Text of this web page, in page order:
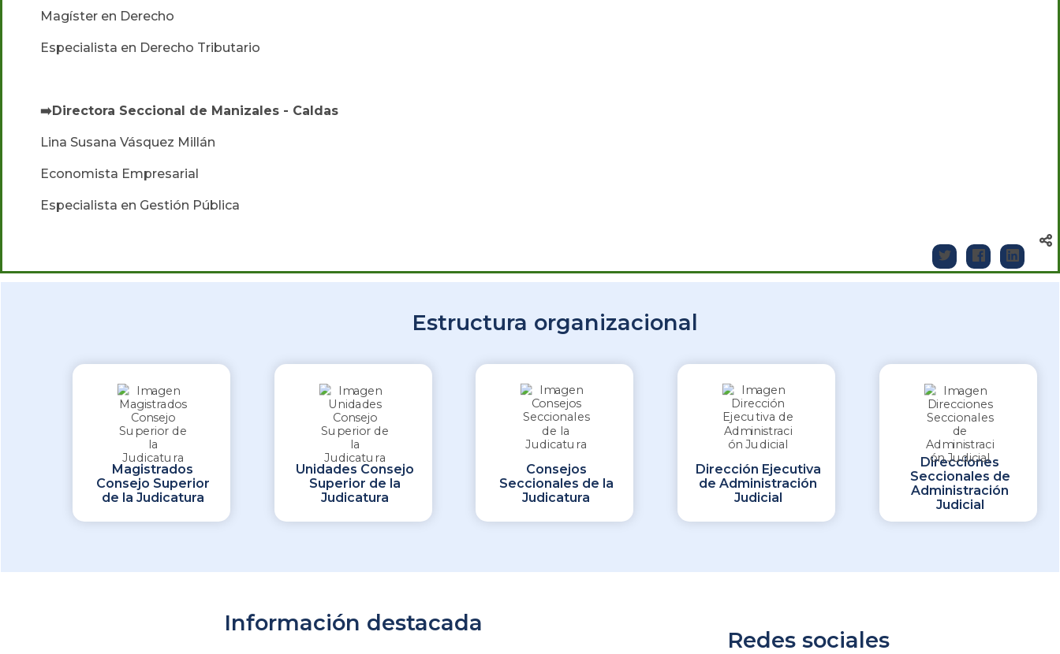
Magíster en Derecho
Especialista en Derecho Tributario
➡️Directora Seccional de Manizales - Caldas
Lina Susana Vásquez Millán
Economista Empresarial
Especialista en Gestión Pública
Estructura organizacional
Magistrados
Consejo Superior
de la Judicatura
Unidades Consejo
Superior de la
Judicatura
Consejos
Seccionales de la
Judicatura
Dirección Ejecutiva
de Administración
Judicial
Direcciones
Seccionales de
Administración
Judicial
Información destacada
Redes sociales